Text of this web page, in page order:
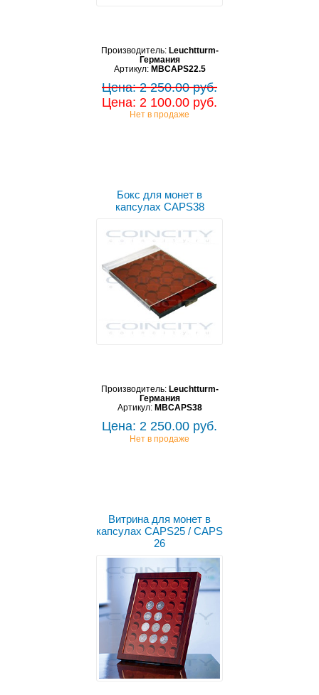
Производитель: Leuchtturm-
Германия
Артикул: MBCAPS22.5
Цена: 2 250.00 руб.
Цена: 2 100.00 руб.
Нет в продаже
Бокс для монет в
капсулах CAPS38
Производитель: Leuchtturm-
Германия
Артикул: MBCAPS38
Цена: 2 250.00 руб.
Нет в продаже
Витрина для монет в
капсулах CAPS25 / CAPS
26